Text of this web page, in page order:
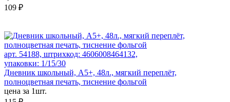
109 ₽
арт. 54188, штрихкод: 4606008464132,
упаковки: 1/15/30
Дневник школьный, А5+, 48л., мягкий переплёт,
полноцветная печать, тиснение фольгой
цена за 1шт.